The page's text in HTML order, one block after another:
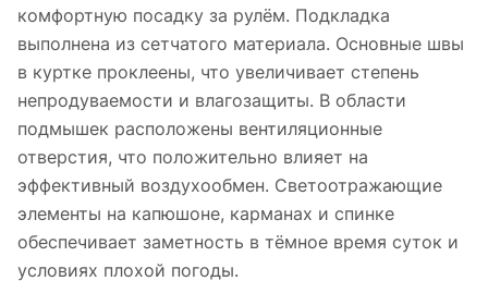
комфортную посадку за рулём. Подкладка
выполнена из сетчатого материала. Основные швы
в куртке проклеены, что увеличивает степень
непродуваемости и влагозащиты. В области
подмышек расположены вентиляционные
отверстия, что положительно влияет на
эффективный воздухообмен. Светоотражающие
элементы на капюшоне, карманах и спинке
обеспечивает заметность в тёмное время суток и
условиях плохой погоды.